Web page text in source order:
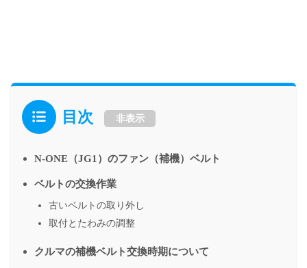
目次 非表示
N-ONE（JG1）のファン（補機）ベルト
ベルトの交換作業
古いベルトの取り外し
取付とたわみの調整
クルマの補機ベルト交換時期について